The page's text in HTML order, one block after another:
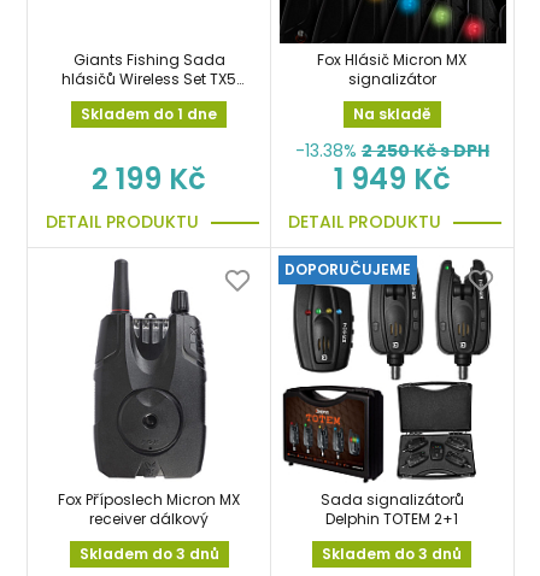
Giants Fishing Sada
hlásičů Wireless Set TX5
(3ks hlásič + přijímač)
Skladem do 1 dne
2 199 Kč
DETAIL PRODUKTU
Fox Hlásič Micron MX
signalizátor
Na skladě
-13.38% 2 250Kč s DPH
1 949 Kč
DETAIL PRODUKTU
Fox Příposlech Micron MX
receiver dálkový
Skladem do 3 dnů
DOPORUČUJEME
Sada signalizátorů
Delphin TOTEM 2+1
Skladem do 3 dnů